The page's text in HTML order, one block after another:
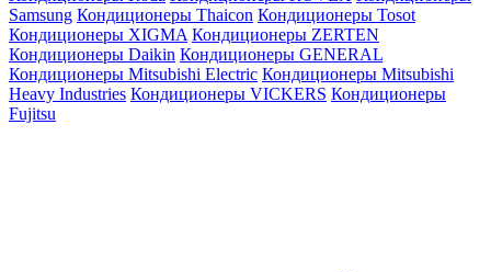
Samsung Кондиционеры Thaicon Кондиционеры Tosot
Кондиционеры XIGMA Кондиционеры ZERTEN
Кондиционеры Daikin Кондиционеры GENERAL
Кондиционеры Mitsubishi Electric Кондиционеры Mitsubishi
Heavy Industries Кондиционеры VICKERS Кондиционеры
Fujitsu